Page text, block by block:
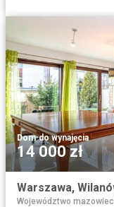
Dom·do wynajęcia
14 000 zł
Warszawa,
Województwo